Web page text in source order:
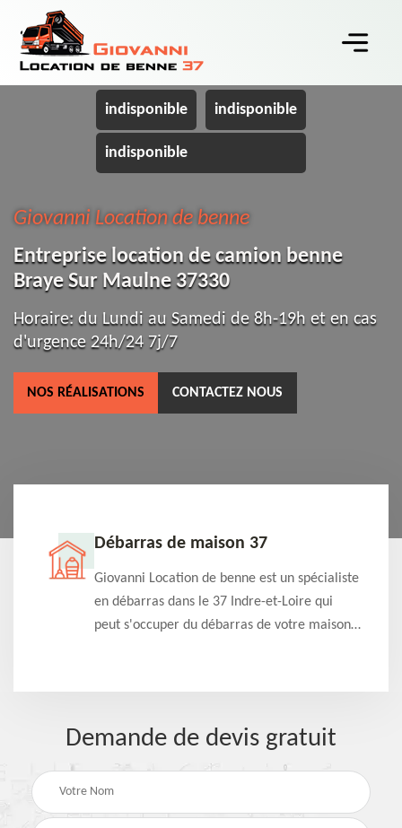
indisponible indisponible
indisponible
Giovanni Location de benne
Entreprise location de camion benne
Braye Sur Maulne 37330
Horaire: du Lundi au Samedi de 8h-19h et en cas
d'urgence 24h/24 7j/7
NOS RÉALISATIONS CONTACTEZ NOUS
Débarras de maison 37
Giovanni Location de benne est un spécialiste
en débarras dans le 37 Indre-et-Loire qui
peut s'occuper du débarras de votre maison
Demande de devis gratuit